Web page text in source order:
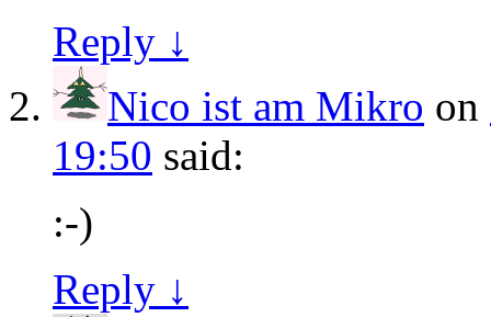
Reply ↓
Nico ist am Mikro on
19:50 said:
:-)
Reply ↓